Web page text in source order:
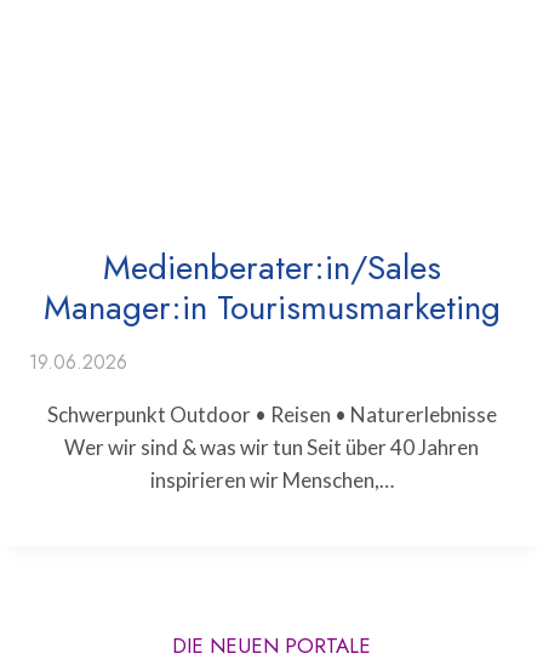
Medienberater:in/Sales
Manager:in Tourismusmarketing
19.06.2026
Schwerpunkt Outdoor • Reisen • Naturerlebnisse
Wer wir sind & was wir tun Seit über 40 Jahren
inspirieren wir Menschen,…
DIE NEUEN PORTALE